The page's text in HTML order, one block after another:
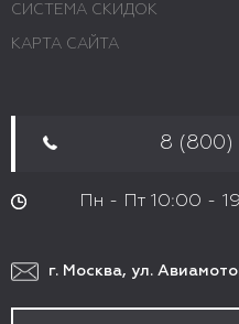
СИСТЕМА СКИДОК
КАРТА САЙТА
8 (800)
Пн - Пт 10:00 -
г. Москва, ул.